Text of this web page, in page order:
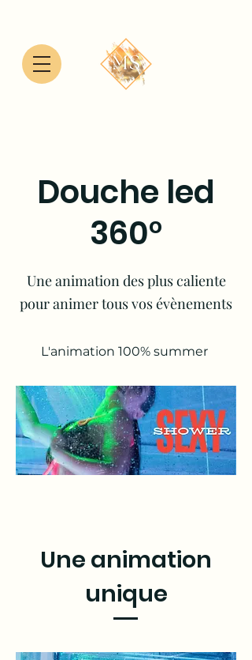
Douche led
360°
Une animation des plus caliente
pour animer tous vos évènements
L'animation 100% summer
Une animation
unique